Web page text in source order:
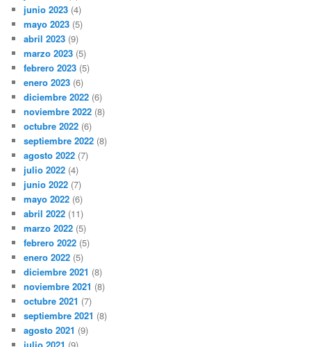
junio 2023 (4)
mayo 2023 (5)
abril 2023 (9)
marzo 2023 (5)
febrero 2023 (5)
enero 2023 (6)
diciembre 2022 (6)
noviembre 2022 (8)
octubre 2022 (6)
septiembre 2022 (8)
agosto 2022 (7)
julio 2022 (4)
junio 2022 (7)
mayo 2022 (6)
abril 2022 (11)
marzo 2022 (5)
febrero 2022 (5)
enero 2022 (5)
diciembre 2021 (8)
noviembre 2021 (8)
octubre 2021 (7)
septiembre 2021 (8)
agosto 2021 (9)